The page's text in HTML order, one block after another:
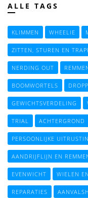
ALLE TAGS
KLIMMEN WHEELIE
ZITTEN, STUREN EN
NERDING OUT
BOOMWORTELS
GEWICHTSVERDELING
TRIAL ACHTERGROND
PERSOONLIJKE
AANDRIJFLIJN EN
EVENWICHT WIELEN
REPARATIES